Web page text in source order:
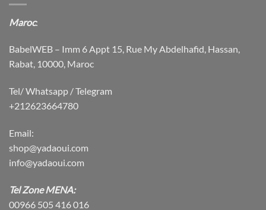
Maroc:
BabelWEB – Imm 6 Appt 15, Rue My Abdelhafid, Hassan,
Rabat, 10000, Maroc
Tel/ Whatsapp / Telegram
+212623664780
Email:
shop@yadaoui.com
info@yadaoui.com
Tel Zone MENA:
00966 505 416 016